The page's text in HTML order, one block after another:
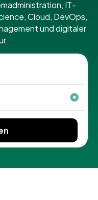
IT-
Cloud, DevOps,
und digitaler